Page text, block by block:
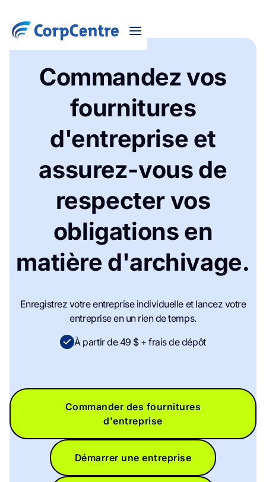
Commandez vos
fournitures
d'entreprise et
assurez-vous de
respecter vos
obligations en
matière d'archivage.
Enregistrez votre entreprise individuelle et lancez votre
entreprise en un rien de temps.
À partir de 49 $ + frais de dépôt
Commander des fournitures
d'entreprise
Démarrer une entreprise